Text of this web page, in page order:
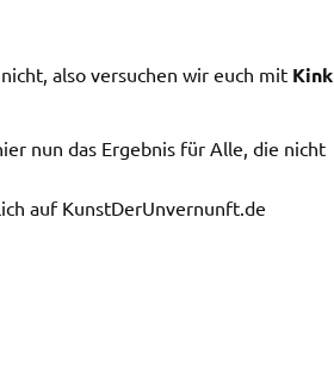
also versuchen wir euch mit Kink
nun das Ergebnis für Alle, die nicht
auf KunstDerUnvernunft.de